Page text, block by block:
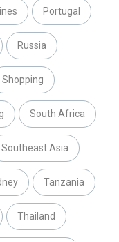
Portugal
Russia
Shopping
South Africa
Southeast Asia
Tanzania
Thailand